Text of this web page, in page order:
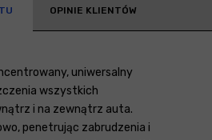
OPINIE KLIENTÓW
uniwersalny
wszystkich
i na zewnątrz auta.
penetrując zabrudzenia i